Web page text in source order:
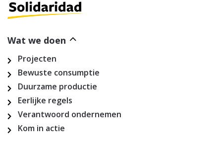
Wat we doen
Projecten
Bewuste consumptie
Duurzame productie
Eerlijke regels
Verantwoord ondernemen
Kom in actie